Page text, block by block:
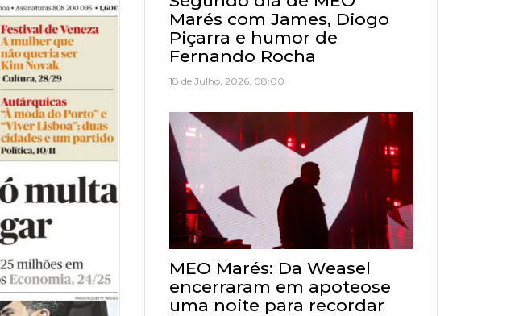
Marés com James, Diogo
Piçarra e humor de
Fernando Rocha
18 de Julho, 2026, 08:00
MEO Marés: Da Weasel
encerraram em apoteose
uma noite para recordar